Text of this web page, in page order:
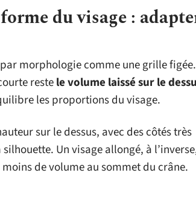
du visage :
morphologie comme une grille
restele volume laissé sur le
les proportions du visage.
sur le dessus, avec des côtés très
Un visage allongé, à
de volume au sommet du crâne.